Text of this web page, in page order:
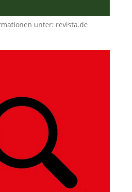
unter: revista.de